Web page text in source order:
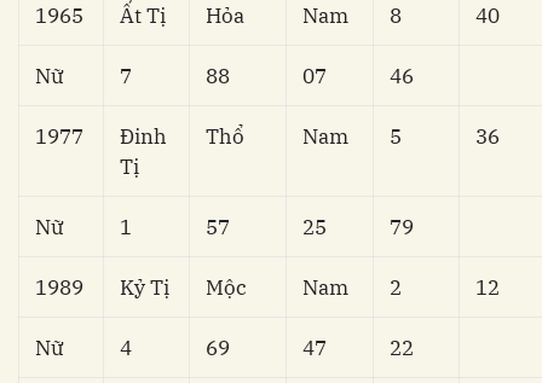
1965 Ất Tị Hỏa Nam 8 40
Nữ 7 88 07 46
1977
Đinh
Tị
Thổ Nam 5 36
Nữ 1 57 25 79
1989 Kỷ Tị Mộc Nam 2 12
Nữ 4 69 47 22